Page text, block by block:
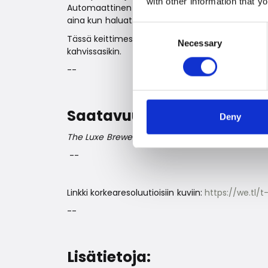
Necessary
Deny
Automaattinen muistitoiminto tallentaa
aina kun haluat.
Tässä keittimessä tyyli, toiminnallisuus ja
kahvissasikin.
--
Saatavuus jahinnat
The Luxe Brewer Thermal™ on saatavilla nyt,
--
Linkki korkearesoluutioisiin kuviin: https://we.tl/t-
--
Lisätietoja: